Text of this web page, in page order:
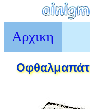
Αρχικη